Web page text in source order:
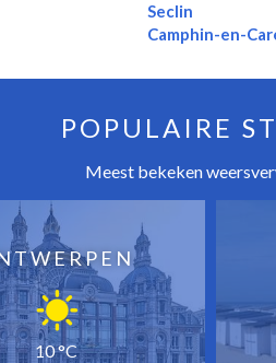
Seclin
Camphin-en-
POPULAIRE
Meest bekeken
10 °C